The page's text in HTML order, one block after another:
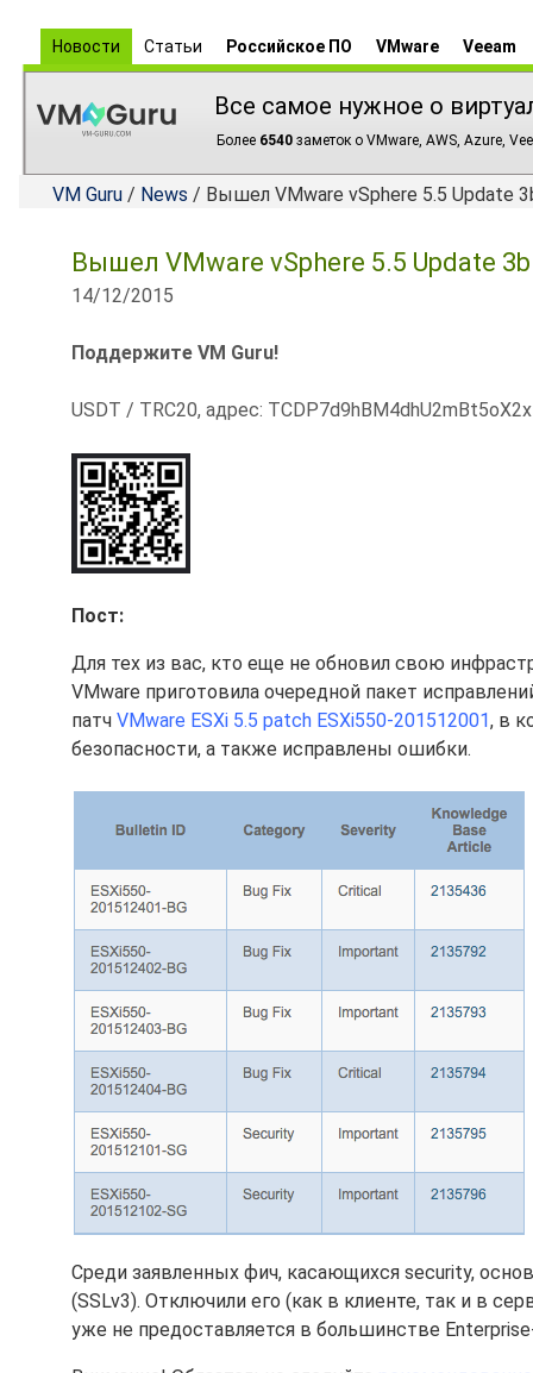
Новости Статьи Российское ПО VMware Veeam
Все самое нужное о
Более 6540 заметок о VMware, AWS, Azure,
VM Guru / News / Вышел VMware vSphere 5.5 Update
Вышел VMware vSphere 5.5 Update
14/12/2015
Поддержите VM Guru!
USDT / TRC20, адрес:
Пост:
Для тех из вас, кто еще не обновил свою
VMware приготовила очередной пакет
патч VMware ESXi 5.5 patch ESXi550-201512001, в
безопасности, а также исправлены ошибки.
Среди заявленных фич, касающихся security,
(SSLv3). Отключили его (как в клиенте, так и в
уже не предоставляется в большинстве